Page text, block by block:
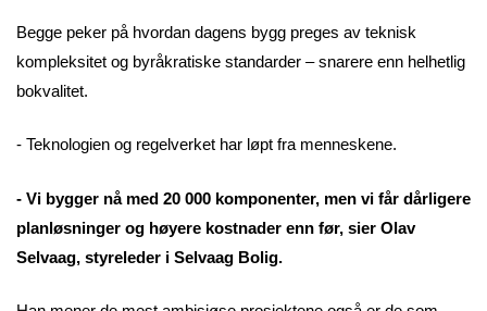
Begge peker på hvordan dagens bygg preges av teknisk
kompleksitet og byråkratiske standarder – snarere enn helhetlig
bokvalitet.
- Teknologien og regelverket har løpt fra menneskene.
- Vi bygger nå med 20 000 komponenter, men vi får dårligere
planløsninger og høyere kostnader enn før, sier Olav
Selvaag, styreleder i Selvaag Bolig.